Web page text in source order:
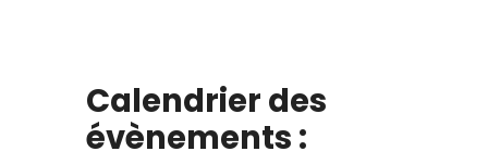
Calendrier des
évènements :